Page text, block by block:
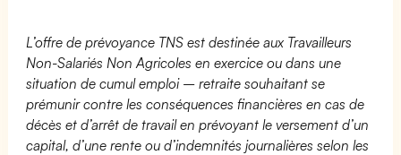
L’offre de prévoyance TNS est destinée aux Travailleurs
Non-Salariés Non Agricoles en exercice ou dans une
situation de cumul emploi – retraite souhaitant se
prémunir contre les conséquences financières en cas de
décès et d’arrêt de travail en prévoyant le versement d’un
capital, d’une rente ou d’indemnités journalières selon les